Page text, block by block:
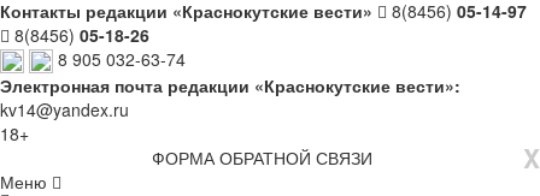
Контакты редакции «Краснокутские вести» 8(8456) 05-14-97
8(8456) 05-18-26
8 905 032-63-74
Электронная почта редакции «Краснокутские вести»:
kv14@yandex.ru
18+
X
ФОРМА ОБРАТНОЙ СВЯЗИ
Меню